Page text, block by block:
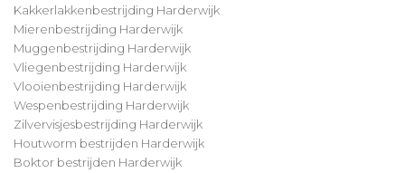
Kakkerlakkenbestrijding Harderwijk
Mierenbestrijding Harderwijk
Muggenbestrijding Harderwijk
Vliegenbestrijding Harderwijk
Vlooienbestrijding Harderwijk
Wespenbestrijding Harderwijk
Zilvervisjesbestrijding Harderwijk
Houtworm bestrijden Harderwijk
Boktor bestrijden Harderwijk